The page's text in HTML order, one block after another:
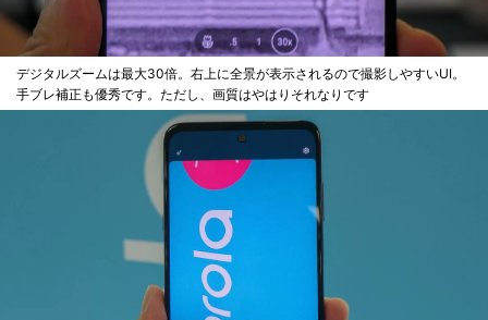
デジタルズームは最大30倍。右上に全景が表示されるので撮影しやすいUI。
手ブレ補正も優秀です。ただし、画質はやはりそれなりです